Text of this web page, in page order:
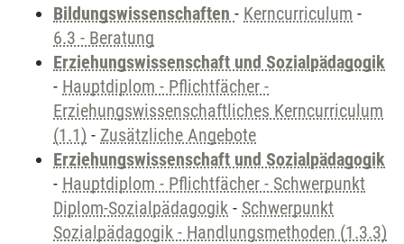
Bildungswissenschaften - Kerncurriculum -
6.3 - Beratung
Erziehungswissenschaft und Sozialpädagogik
- Hauptdiplom - Pflichtfächer -
Erziehungswissenschaftliches Kerncurriculum
(1.1) - Zusätzliche Angebote
Erziehungswissenschaft und Sozialpädagogik
- Hauptdiplom - Pflichtfächer - Schwerpunkt
Diplom-Sozialpädagogik - Schwerpunkt
Sozialpädagogik - Handlungsmethoden (1.3.3)